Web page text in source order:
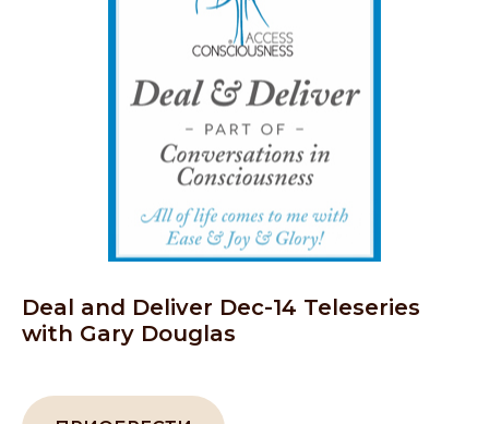
Deal and Deliver Dec-14 Teleseries
with Gary Douglas